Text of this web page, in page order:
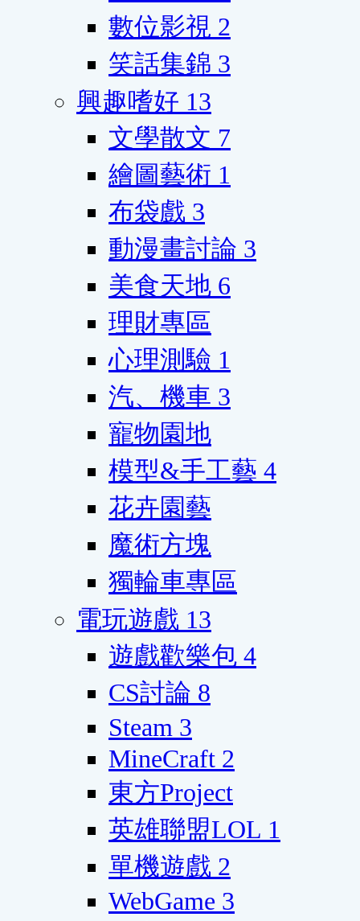
數位影視 2
笑話集錦 3
興趣嗜好 13
文學散文 7
繪圖藝術 1
布袋戲 3
動漫畫討論 3
美食天地 6
理財專區
心理測驗 1
汽、機車 3
寵物園地
模型&手工藝 4
花卉園藝
魔術方塊
獨輪車專區
電玩遊戲 13
遊戲歡樂包 4
CS討論 8
Steam 3
MineCraft 2
東方Project
英雄聯盟LOL 1
單機遊戲 2
WebGame 3